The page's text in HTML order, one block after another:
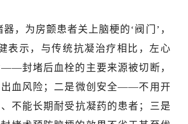
，为房颤患者关上脑梗的‘阀门’，
表示，与传统抗凝治疗相比，左心
封堵后血栓的主要来源被切断，
出血风险；二是微创安全——不用开
不能长期耐受抗凝药的患者；三是